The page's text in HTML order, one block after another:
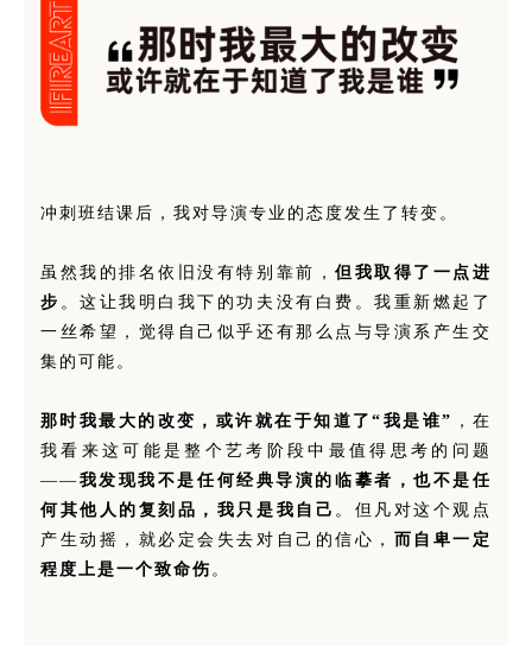
冲刺班结课后，我对导演专业的态度发生了转变。
虽然我的排名依旧没有特别靠前，但我取得了一点进
步 。这让我明白我下的功夫没有白费。我重新燃起了
一丝希望，觉得自己似乎还有那么点与导演系产生交
集的可能。
那时我最大的改变，或许就在于知道了“我是谁” ，在
我看来这可能是整个艺考阶段中最值得思考的问题
—— 我发现我不是任何经典导演的临摹者，也不是任
何其他人的复刻品，我只是我自己 。但凡对这个观点
产生动摇，就必定会失去对自己的信心， 而自卑一定
程度上是一个致命伤。